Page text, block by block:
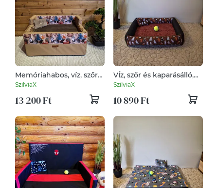
Memóriahabos, víz, szőr
és kaparásálló, lehúzható
kutyafekhely, kutyaágy
SzilviaX
13 200 Ft
VÍz, szőr és kaparásálló,
lehúzható és mosható
SzilviaX
10 890 Ft